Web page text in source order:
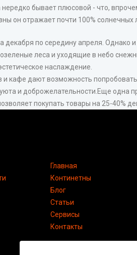
бывает плюсовой - что,
он отражает почти 100% солнечных
декабря по середину апреля. Однако
леса и уходящие в небо
наслаждение.
кафе дают возможность
и доброжелательности.Еще одна
покупать товары на 25-40%
Главная
Континетны
Блог
Статьи
Сервисы
Контакты